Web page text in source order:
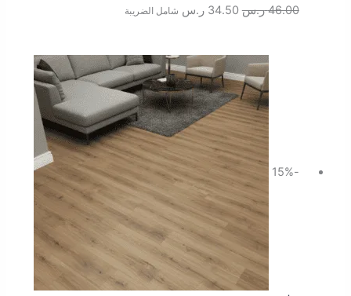
46.00 ر.س 34.50 ر.س شامل الضريبة
-15%
الأصلي
هو:
46.00 ر.س.
الحالي
هو:
39.10 ر.س.